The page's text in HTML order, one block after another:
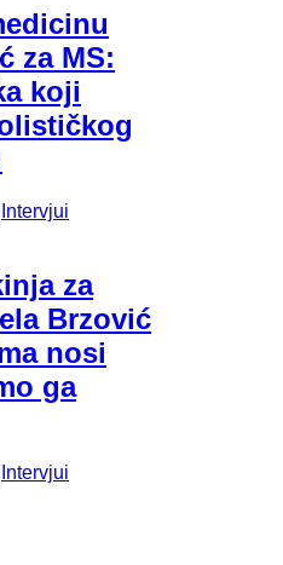
za MS:
koji
Intervjui
za
Brzović
nosi
ga
Intervjui